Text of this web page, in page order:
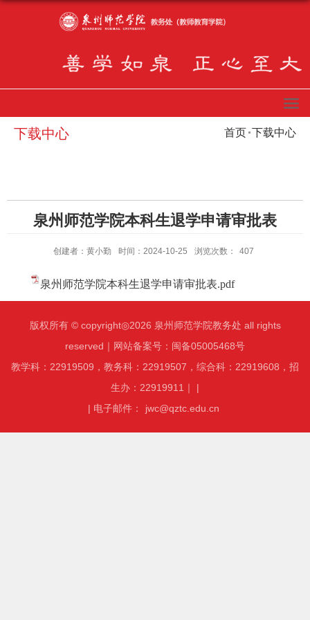
首页 下载中心
下载中心
泉州师范学院本科生退学申请审批表
创建者：黄小勤 时间：2024-10-25 浏览次数： 407
泉州师范学院本科生退学申请审批表.pdf
版权所有 © copyright◎2026 泉州师范学院教务处 all rights
reserved｜网站备案号：闽备05005468号
教学科：22919509，教务科：22919507，综合科：22919608，招
生办：22919911｜ |
| 电子邮件：
jwc@qztc.edu.cn